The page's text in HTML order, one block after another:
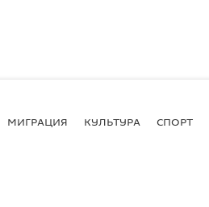
МИГРАЦИЯ КУЛЬТУРА СПОРТ